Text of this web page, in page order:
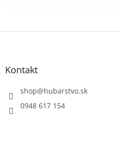
Z
Kontakt
shop@hubarstvo.sk
0948 617 154